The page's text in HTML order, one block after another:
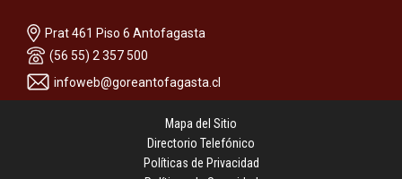
Prat 461 Piso 6 Antofagasta
(56 55) 2 357 500
infoweb@goreantofagasta.cl
Mapa del Sitio
Directorio Telefónico
Políticas de Privacidad